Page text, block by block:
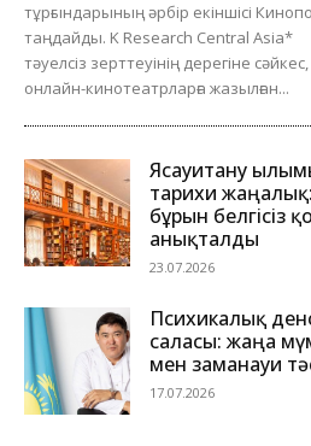
тұрғындарының әрбір екіншісі
таңдайды. K Research Central Asia*
тәуелсіз зерттеуінің дерегіне
онлайн-кинотеатрларға жазылған...
Ясауитану
тарихи
бұрын белгісіз
анықталды
23.07.2026
Психикалық
саласы: жаңа
мен заманауи
17.07.2026